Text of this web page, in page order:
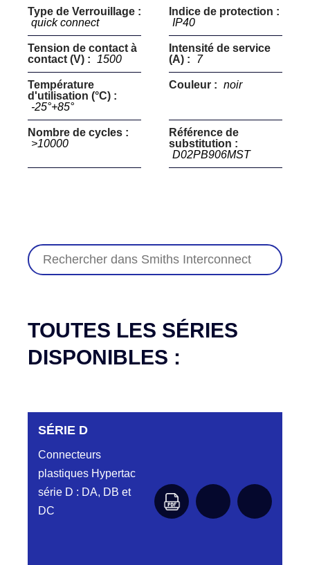
Type de Verrouillage :
quick connect
Indice de protection :
IP40
Tension de contact à
contact (V) :
1500
Intensité de service
(A) :
7
Température
d'utilisation (°C) :
-25°+85°
Couleur : noir
Nombre de cycles :
>10000
Référence de
substitution :
D02PB906MST
TOUTES LES SÉRIES
DISPONIBLES :
SÉRIE D
Connecteurs
plastiques Hypertac
série D : DA, DB et
DC